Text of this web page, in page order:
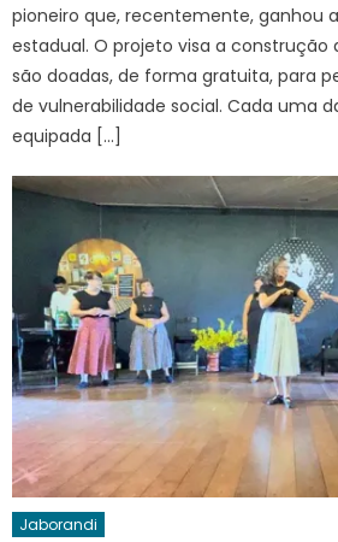
pioneiro que, recentemente, ganhou
estadual. O projeto visa a construção
são doadas, de forma gratuita, para
de vulnerabilidade social. Cada uma
equipada […]
Jaborandi